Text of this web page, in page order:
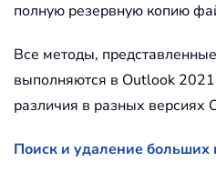
полную резервную копию
Все методы,
выполняются в Outlook
различия в разных версиях
Поиск и удаление